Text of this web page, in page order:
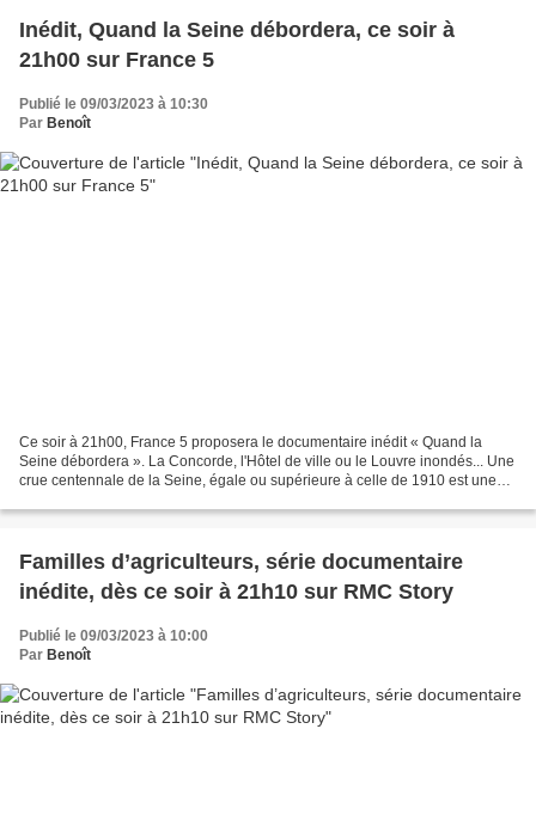
Inédit, Quand la Seine débordera, ce soir à
21h00 sur France 5
Publié le 09/03/2023 à 10:30
Par Benoît
Ce soir à 21h00, France 5 proposera le documentaire inédit « Quand la
Seine débordera ». La Concorde, l'Hôtel de ville ou le Louvre inondés... Une
crue centennale de la Seine, égale ou supérieure à celle de 1910 est une
Familles d’agriculteurs, série documentaire
inédite, dès ce soir à 21h10 sur RMC Story
Publié le 09/03/2023 à 10:00
Par Benoît